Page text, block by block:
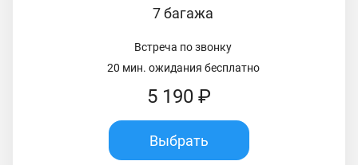
7 багажа
Встреча по звонку
20 мин. ожидания бесплатно
5 190 ₽
Выбрать